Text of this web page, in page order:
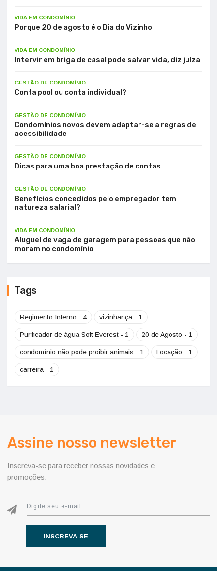
VIDA EM CONDOMÍNIO
Porque 20 de agosto é o Dia do Vizinho
VIDA EM CONDOMÍNIO
Intervir em briga de casal pode salvar vida, diz juíza
GESTÃO DE CONDOMÍNIO
Conta pool ou conta individual?
GESTÃO DE CONDOMÍNIO
Condomínios novos devem adaptar-se a regras de
acessibilidade
GESTÃO DE CONDOMÍNIO
Dicas para uma boa prestação de contas
GESTÃO DE CONDOMÍNIO
Benefícios concedidos pelo empregador tem
natureza salarial?
VIDA EM CONDOMÍNIO
Aluguel de vaga de garagem para pessoas que não
moram no condomínio
Tags
Regimento Interno - 4 vizinhança - 1
Purificador de água Soft Everest - 1 20 de Agosto - 1
condomínio não pode proibir animais - 1 Locação - 1
carreira - 1
Assine nosso newsletter
Inscreva-se para receber nossas novidades e
promoções.
INSCREVA-SE